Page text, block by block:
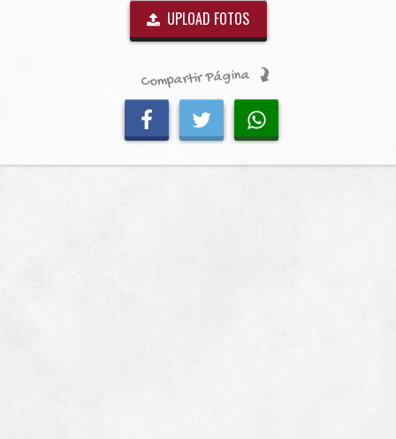
UPLOAD FOTOS
Compartir Página